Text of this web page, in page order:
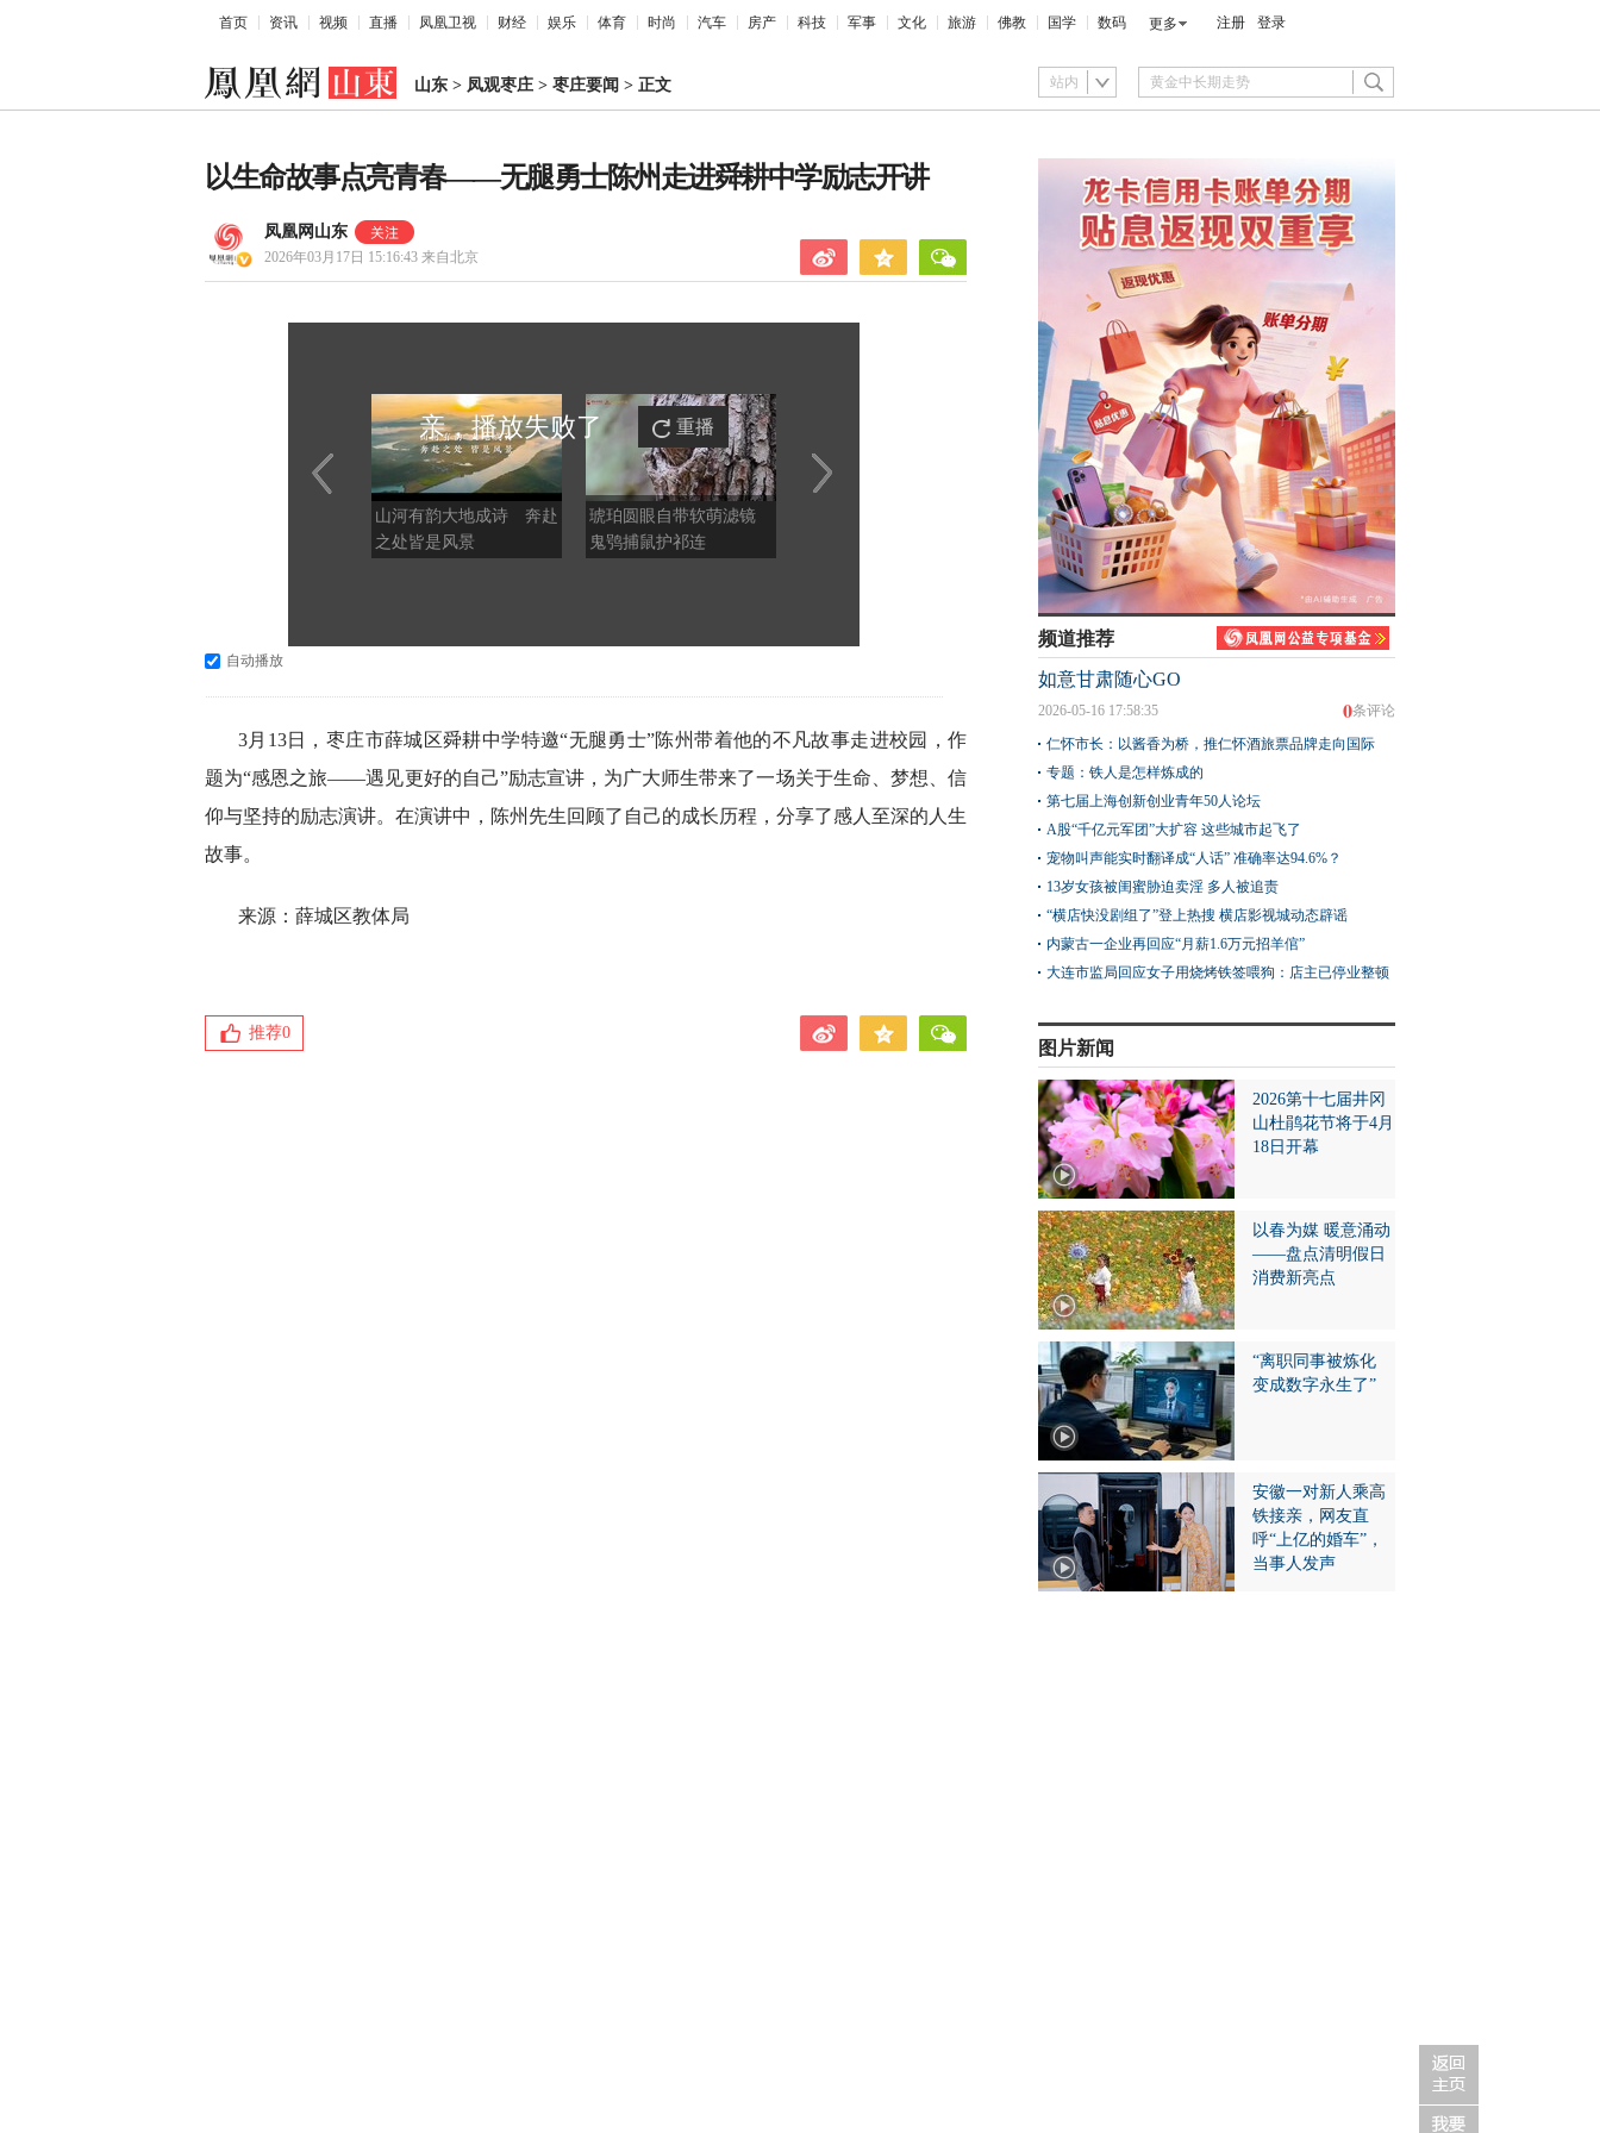
首页 资讯 视频 直播 凤凰卫视 财经 娱乐 体育 时尚 汽车 房产 科技 军事 文化 旅游 佛教 国学 数码 更多 注册 登录
山东 > 凤观枣庄 > 枣庄要闻 > 正文 站内
以生命故事点亮青春——无腿勇士陈州走进舜耕中学励志开讲
凤凰网山东
2026年03月17日 15:16:43 来自北京
亲，播放失败了 重播
山河有韵大地成诗 奔赴
之处皆是风景
琥珀圆眼自带软萌滤镜
鬼鸮捕鼠护祁连
【甘快看】青春华章 丝
路逐光·AIGC视频丨丝路
上的追光者
【甘快看】祁连灵根 甘
肃民乐板蓝根
自动播放
3月13日，枣庄市薛城区舜耕中学特邀“无腿勇士”陈州带着他的不凡故事走进校园，作
题为“感恩之旅——遇见更好的自己”励志宣讲，为广大师生带来了一场关于生命、梦想、信
仰与坚持的励志演讲。在演讲中，陈州先生回顾了自己的成长历程，分享了感人至深的人生
故事。
来源：薛城区教体局
推荐0
频道推荐
如意甘肃随心GO
0条评论
2026-05-16 17:58:35
仁怀市长：以酱香为桥，推仁怀酒旅票品牌走向国际
专题：铁人是怎样炼成的
第七届上海创新创业青年50人论坛
A股“千亿元军团”大扩容 这些城市起飞了
宠物叫声能实时翻译成“人话” 准确率达94.6%？
13岁女孩被闺蜜胁迫卖淫 多人被追责
“横店快没剧组了”登上热搜 横店影视城动态辟谣
内蒙古一企业再回应“月薪1.6万元招羊倌”
大连市监局回应女子用烧烤铁签喂狗：店主已停业整顿
图片新闻
2026第十七届井冈
山杜鹃花节将于4月
18日开幕
以春为媒 暖意涌动
——盘点清明假日
消费新亮点
“离职同事被炼化
变成数字永生了”
安徽一对新人乘高
铁接亲，网友直
呼“上亿的婚车”，
当事人发声